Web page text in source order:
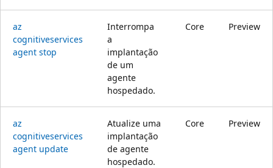
az
cognitiveservices
agent stop
Interrompa
a
implantação
de um
agente
hospedado.
Core Preview
az
cognitiveservices
agent update
Atualize uma
implantação
de agente
hospedado.
Core Preview